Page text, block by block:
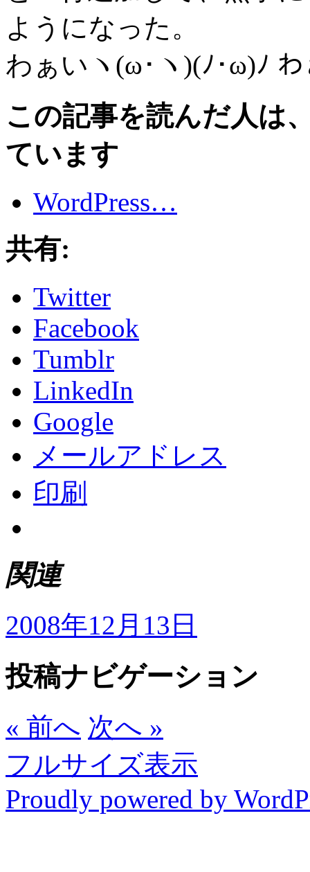
ようになった。
わぁいヽ(ω･ヽ)(ﾉ･ω)ﾉ わ
この記事を読んだ人は
ています
WordPress…
共有:
Twitter
Facebook
Tumblr
LinkedIn
Google
メールアドレス
印刷
関連
2008年12月13日
投稿ナビゲーション
« 前へ 次へ »
フルサイズ表示
Proudly powered by